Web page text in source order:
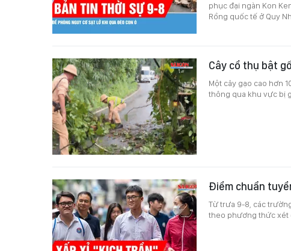
phục đại ngàn Kon
Rồng quốc tế ở Quy
Cây cổ thụ bật
Một cây gạo cao hơn
thông qua khu vực bị
Điểm chuẩn
Từ trưa 9-8, các
theo phương thức xét